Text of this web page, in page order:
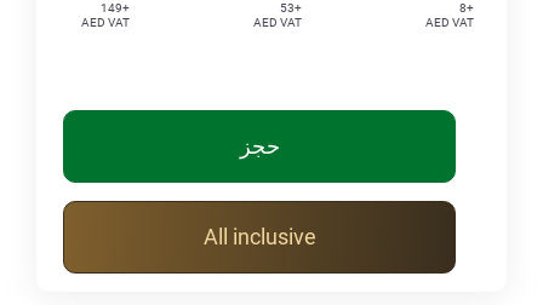
+8
AED VAT
+53
AED VAT
+149
AED VAT
حجز
All inclusive